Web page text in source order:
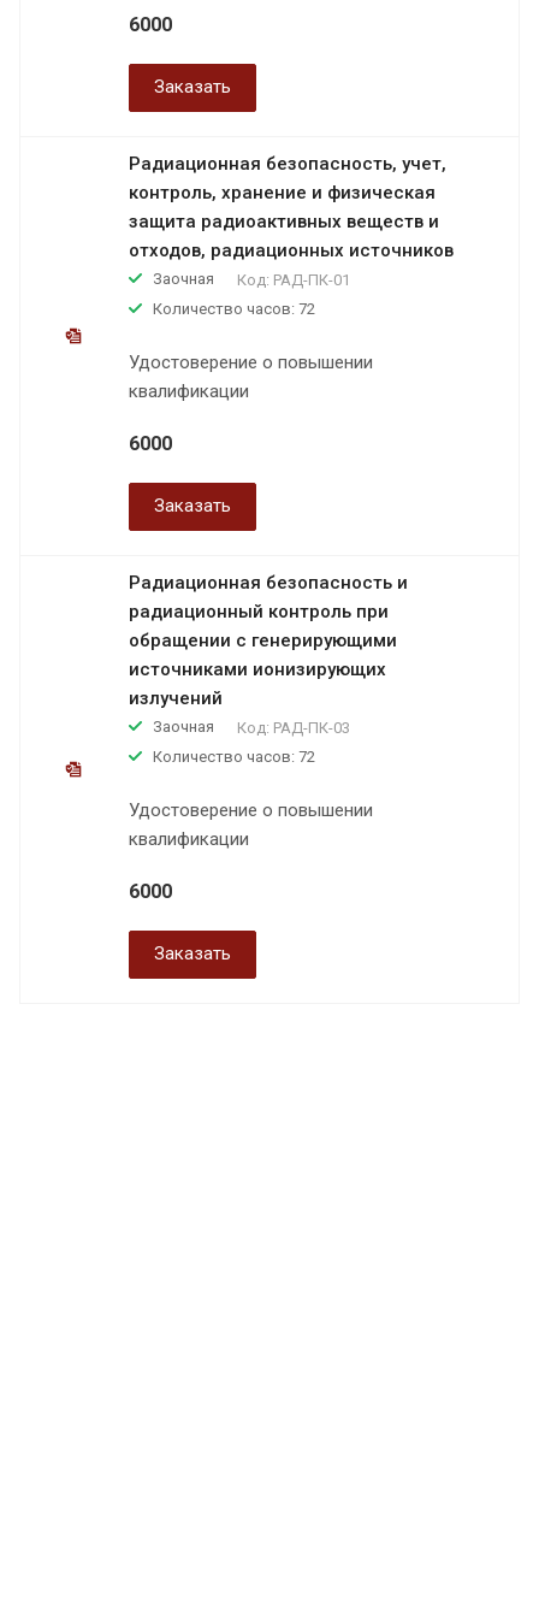
6000
Заказать
Радиационная безопасность, учет,
контроль, хранение и физическая
защита радиоактивных веществ и
отходов, радиационных источников
Заочная Код: РАД-ПК-01
Количество часов: 72
Удостоверение о повышении
квалификации
6000
Заказать
Радиационная безопасность и
радиационный контроль при
обращении с генерирующими
источниками ионизирующих
излучений
Заочная Код: РАД-ПК-03
Количество часов: 72
Удостоверение о повышении
квалификации
6000
Заказать